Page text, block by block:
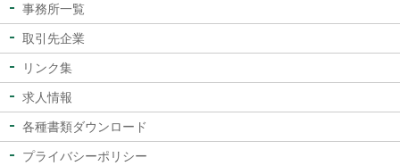
事務所一覧
取引先企業
リンク集
求人情報
各種書類ダウンロード
プライバシーポリシー